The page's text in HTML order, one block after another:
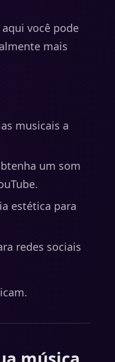
você pode
mais
musicais a
um som
estética para
redes sociais